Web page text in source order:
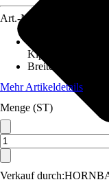
Verkauf durch:
Art.-Nr.
2-
Breite
Mehr Artikeldetails
Menge (ST)